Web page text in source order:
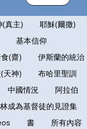
(真主)
耶穌(爾撒)
基本信仰
(齋)
伊斯蘭的統治
天神)
布哈里聖訓
中國情況
阿拉伯
成為基督徒的見證集
書
所有內容